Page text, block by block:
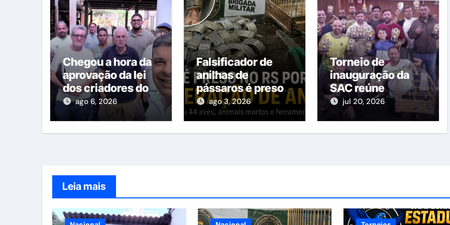
Chegou a hora da
aprovação da lei
dos criadores do
Espírito Santo
ago 6, 2026
Falsificador de
anilhas de
pássaros é preso
com vasto
material
ago 3, 2026
Torneio de
inauguração da
SAC reúne
dezenas de
criadores em
jul 20, 2026
Leia mais